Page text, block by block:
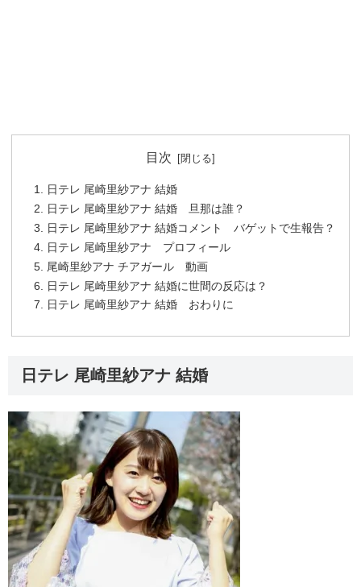
目次
日テレ 尾崎里紗アナ 結婚
日テレ 尾崎里紗アナ 結婚 旦那は誰？
日テレ 尾崎里紗アナ 結婚コメント バゲットで生報告？
日テレ 尾崎里紗アナ プロフィール
尾崎里紗アナ チアガール 動画
日テレ 尾崎里紗アナ 結婚に世間の反応は？
日テレ 尾崎里紗アナ 結婚 おわりに
日テレ 尾崎里紗アナ 結婚